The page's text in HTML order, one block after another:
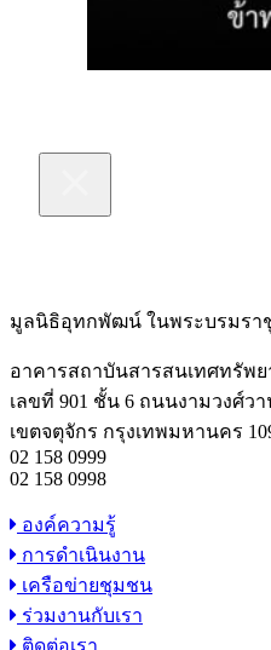
มูลนิธิอุทกพัฒน์ ในพระบรมรา
อาคารสถาบันสารสนเทศทรัพ
เลขที่ 901 ชั้น 6 ถนนงามวงศ์ว
เขตจตุจักร กรุงเทพมหานคร
02 158 0999
02 158 0998
องค์ความรู้
การดำเนินงาน
เครือข่ายชุมชน
ร่วมงานกับเรา